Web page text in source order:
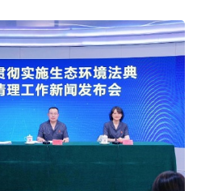
市场的“三道关”
地，科技成果正落地生“金”
企业增加值同比增长5.8%
时代石油人这样传承铁人精